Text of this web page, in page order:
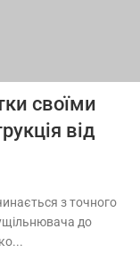
своїми
від
з точного
до